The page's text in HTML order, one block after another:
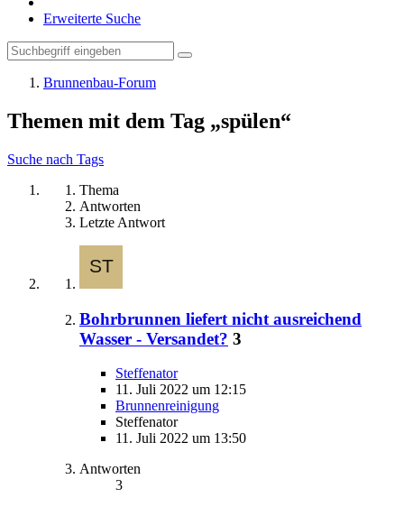
Erweiterte Suche
Brunnenbau-Forum
Themen mit dem Tag „spülen“
Suche nach Tags
Thema
Antworten
Letzte Antwort
Bohrbrunnen liefert nicht ausreichend
Wasser - Versandet? 3
Steffenator
11. Juli 2022 um 12:15
Brunnenreinigung
Steffenator
11. Juli 2022 um 13:50
Antworten
3